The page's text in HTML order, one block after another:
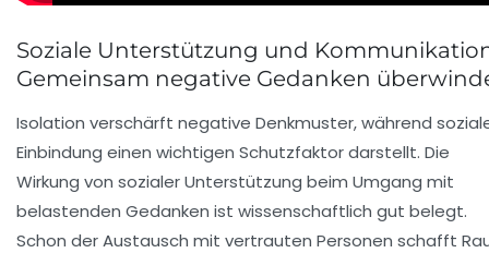
Soziale Unterstützung und
Gemeinsam negative Gedanken
Isolation verschärft negative Denkmuster, während
Einbindung einen wichtigen Schutzfaktor darstellt. Die
Wirkung von sozialer Unterstützung beim Umgang mit
belastenden Gedanken ist wissenschaftlich gut belegt.
Schon der Austausch mit vertrauten Personen schafft